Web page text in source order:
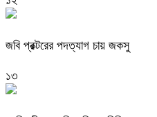
জবি প্রক্টরের পদত্যাগ চায় জকসু
১৩